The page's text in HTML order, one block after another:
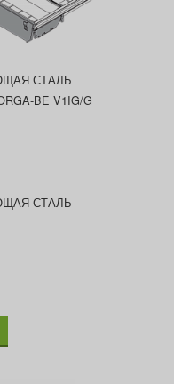
СТАЛЬ
BE V1IG/G
СТАЛЬ